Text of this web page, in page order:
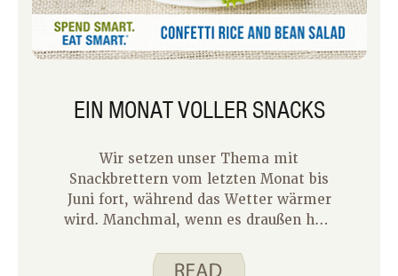
EIN MONAT VOLLER SNACKS
Wir setzen unser Thema mit
Snackbrettern vom letzten Monat bis
Juni fort, während das Wetter wärmer
wird. Manchmal, wenn es draußen heiß
vollständige Mahlzeit zu kochen, zu